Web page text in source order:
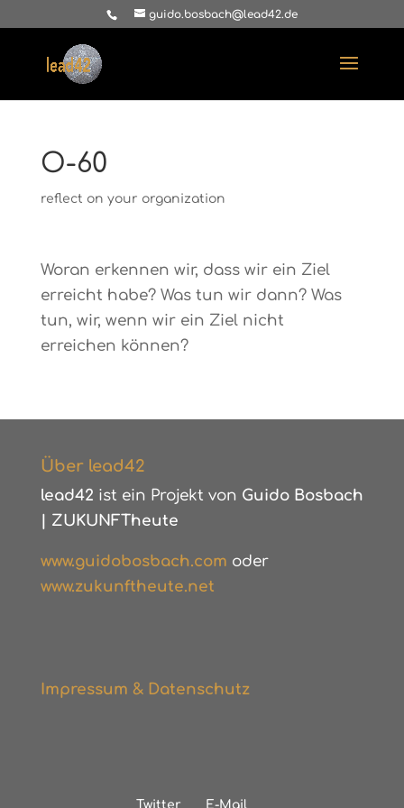
guido.bosbach@lead42.de
O-60
reflect on your organization
Woran erkennen wir, dass wir ein Ziel
erreicht habe? Was tun wir dann? Was
tun, wir, wenn wir ein Ziel nicht
erreichen können?
Über lead42
lead42 ist ein Projekt von Guido Bosbach
ZUKUNFTheute
www.guidobosbach.com oder
www.zukunftheute.net
Impressum & Datenschutz
Twitter E-Mail